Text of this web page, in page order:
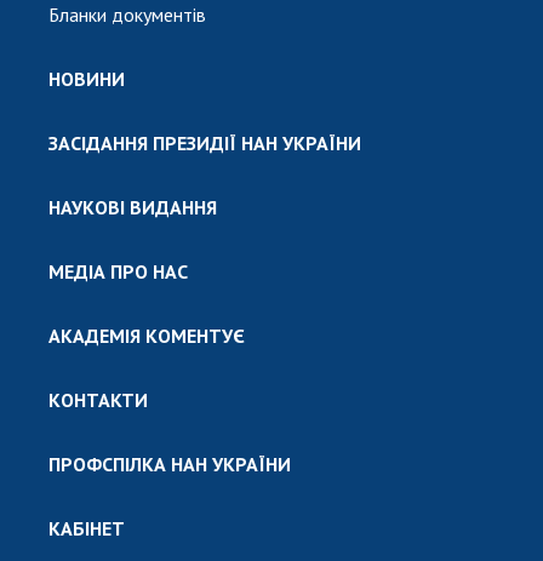
Бланки документів
НОВИНИ
ЗАСІДАННЯ ПРЕЗИДІЇ НАН УКРАЇНИ
НАУКОВІ ВИДАННЯ
МЕДІА ПРО НАС
АКАДЕМІЯ КОМЕНТУЄ
КОНТАКТИ
ПРОФСПІЛКА НАН УКРАЇНИ
КАБІНЕТ